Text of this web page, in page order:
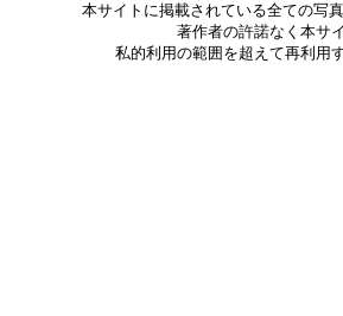
本サイトに掲載されている全ての写
著作者の許諾なく本サ
私的利用の範囲を超えて再利用